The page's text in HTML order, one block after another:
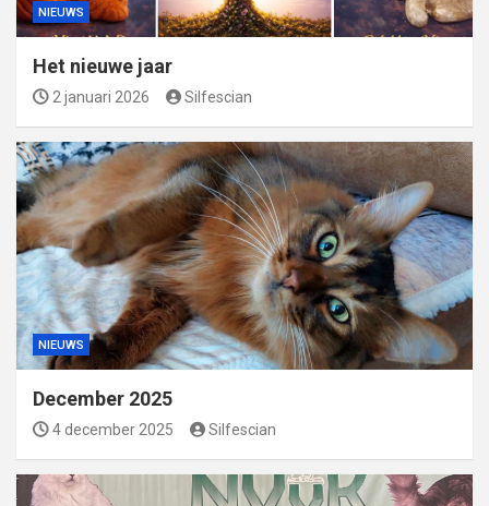
NIEUWS
Het nieuwe jaar
2 januari 2026 Silfescian
NIEUWS
December 2025
4 december 2025 Silfescian